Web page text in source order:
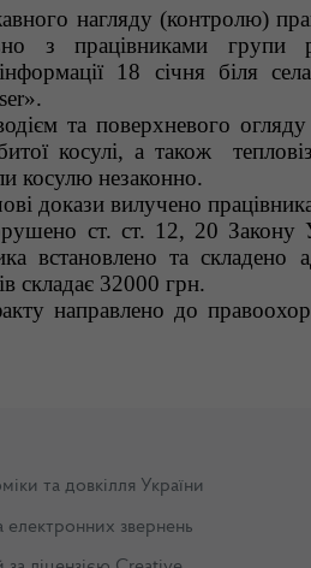
нагляду (контролю)
з працівниками групи
18 січня біля
та поверхневого
косулі, а також
косулю незаконно.
докази вилучено
ст. ст. 12, 20 Закону
встановлено та складено
складає 32000 грн.
направлено до
та довкілля України
звернень